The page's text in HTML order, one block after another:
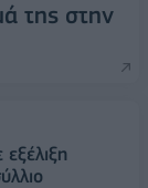
της στην